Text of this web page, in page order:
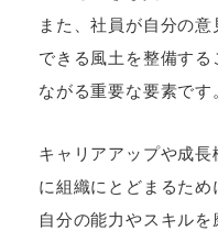
また、社員が自分の
できる風土を整備す
ながる重要な要素です
キャリアアップや成
に組織にとどまるた
自分の能力やスキル